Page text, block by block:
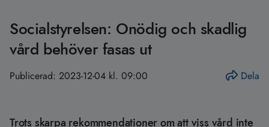
Socialstyrelsen: Onödig och skadlig
vård behöver fasas ut
Publicerad: 2023-12-04 kl. 09:00 Dela
Trots skarpa rekommendationer om att viss vård inte